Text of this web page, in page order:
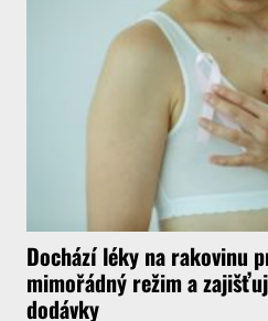
Dochází léky na rakovinu
mimořádný režim a
dodávky